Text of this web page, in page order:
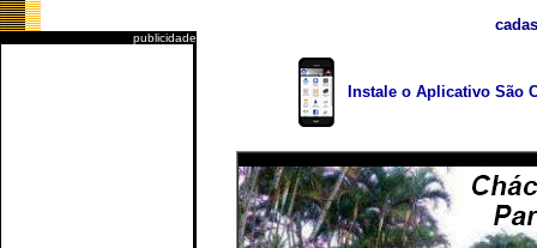
publicidade
Instale o Aplicativo São